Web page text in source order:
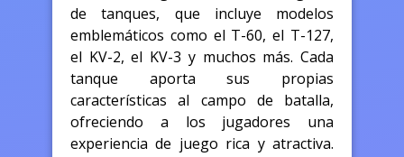
de tanques, que incluye modelos
emblemáticos como el T-60, el T-127,
el KV-2, el KV-3 y muchos más. Cada
tanque aporta sus propias
características al campo de batalla,
ofreciendo a los jugadores una
experiencia de juego rica y atractiva.